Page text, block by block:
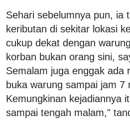
Sehari sebelumnya pun, ia
keributan di sekitar lokasi
cukup dekat dengan
korban bukan orang sini,
Semalam juga enggak ada
buka warung sampai jam 7
Kemungkinan kejadiannya
sampai tengah malam,"